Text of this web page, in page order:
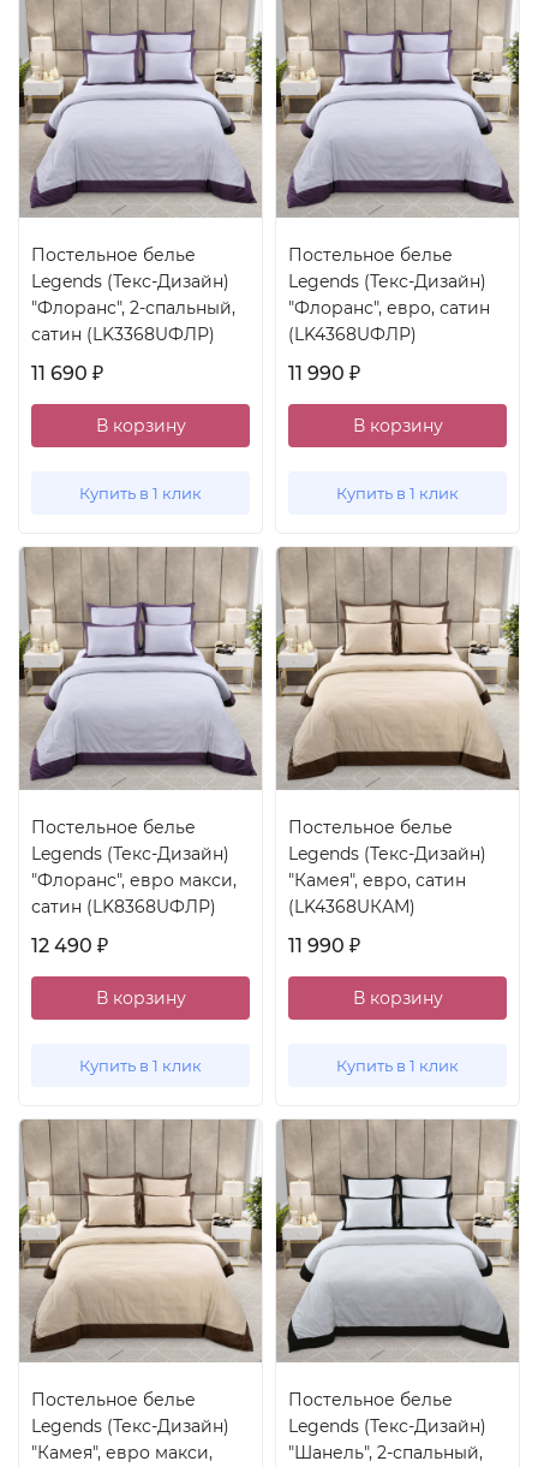
Постельное белье
Legends (Текс-Дизайн)
"Флоранс", 2-спальный,
сатин (LK3368UФЛР)
11 690 ₽
В корзину
Купить в 1 клик
Постельное белье
Legends (Текс-Дизайн)
"Флоранс", евро, сатин
(LK4368UФЛР)
11 990 ₽
В корзину
Купить в 1 клик
Постельное белье
Legends (Текс-Дизайн)
"Флоранс", евро макси,
сатин (LK8368UФЛР)
12 490 ₽
В корзину
Купить в 1 клик
Постельное белье
Legends (Текс-Дизайн)
"Камея", евро, сатин
(LK4368UКАМ)
11 990 ₽
В корзину
Купить в 1 клик
Постельное белье
Legends (Текс-Дизайн)
"Камея", евро макси,
Постельное белье
Legends (Текс-Дизайн)
"Шанель", 2-спальный,